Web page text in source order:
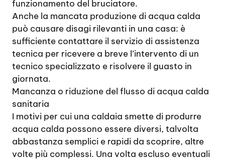
funzionamento del bruciatore.
Anche la mancata produzione di acqua calda
può causare disagi rilevanti in una casa: è
sufficiente contattare il servizio di assistenza
tecnica per ricevere a breve l’intervento di un
tecnico specializzato e risolvere il guasto in
giornata.
Mancanza o riduzione del flusso di acqua calda
sanitaria
I motivi per cui una caldaia smette di produrre
acqua calda possono essere diversi, talvolta
abbastanza semplici e rapidi da scoprire, altre
volte più complessi. Una volta escluso eventuali